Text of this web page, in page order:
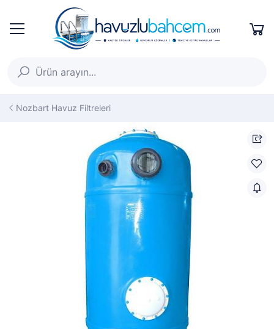
Nozbart Havuz Filtreleri